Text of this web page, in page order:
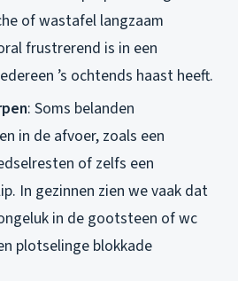
of wastafel langzaam
frustrerend is in een
’s ochtends haast heeft.
: Soms belanden
in de afvoer, zoals een
of zelfs een
In gezinnen zien we vaak dat
in de gootsteen of wc
plotselinge blokkade